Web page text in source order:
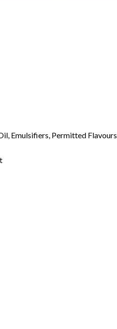
Emulsifiers, Permitted Flavours